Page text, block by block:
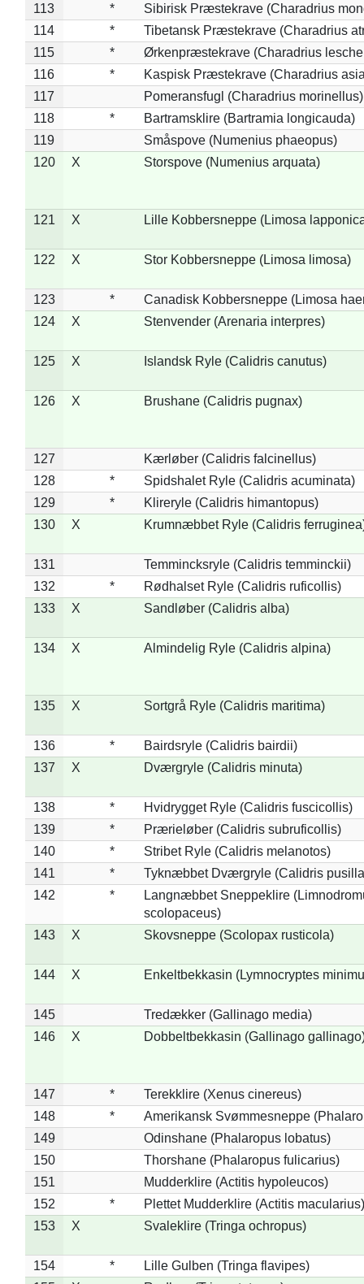
113
*
Sibirisk Præstekrave (Charadrius
114
*
Tibetansk Præstekrave (Charadrius
115
*
Ørkenpræstekrave (Charadrius
116
*
Kaspisk Præstekrave (Charadrius
117
Pomeransfugl (Charadrius morinellus)
118
*
Bartramsklire (Bartramia longicauda)
119
Småspove (Numenius phaeopus)
120
X Storspove (Numenius arquata)
121 X Lille Kobbersneppe (Limosa
122 X Stor Kobbersneppe (Limosa limosa)
123 *
Canadisk Kobbersneppe (Limosa
124
X Stenvender (Arenaria interpres)
125 X Islandsk Ryle (Calidris canutus)
126 X Brushane (Calidris pugnax)
127
Kærløber (Calidris falcinellus)
128
*
Spidshalet Ryle (Calidris acuminata)
129
*
Klireryle (Calidris himantopus)
130
X Krumnæbbet Ryle (Calidris
131
Temmincksryle (Calidris temminckii)
132
*
Rødhalset Ryle (Calidris ruficollis)
133
X Sandløber (Calidris alba)
134 X Almindelig Ryle (Calidris alpina)
135 X Sortgrå Ryle (Calidris maritima)
136 *
Bairdsryle (Calidris bairdii)
137
X Dværgryle (Calidris minuta)
138 *
Hvidrygget Ryle (Calidris fuscicollis)
139
*
Prærieløber (Calidris subruficollis)
140
*
Stribet Ryle (Calidris melanotos)
141
*
Tyknæbbet Dværgryle (Calidris
142
*
Langnæbbet Sneppeklire
scolopaceus)
143
X Skovsneppe (Scolopax rusticola)
144 X Enkeltbekkasin (Lymnocryptes
145
Tredækker (Gallinago media)
146
X Dobbeltbekkasin (Gallinago
147 *
Terekklire (Xenus cinereus)
148
*
Amerikansk Svømmesneppe
149
Odinshane (Phalaropus lobatus)
150
Thorshane (Phalaropus fulicarius)
151
Mudderklire (Actitis hypoleucos)
152
*
Plettet Mudderklire (Actitis macularius)
153
X Svaleklire (Tringa ochropus)
154 *
Lille Gulben (Tringa flavipes)